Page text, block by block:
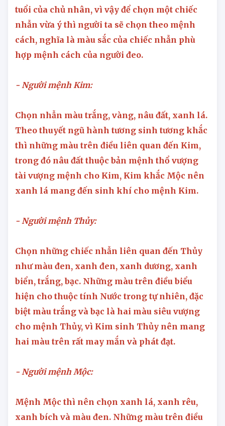
tuổi của chủ nhân, vì vậy để chọn một chiếc
nhẫn vừa ý thì người ta sẽ chọn theo mệnh
cách, nghĩa là màu sắc của chiếc nhẫn phù
hợp mệnh cách của người đeo.
- Người mệnh Kim:
Chọn nhẫn màu trắng, vàng, nâu đất, xanh lá.
Theo thuyết ngũ hành tương sinh tương khắc
thì những màu trên điều liên quan đến Kim,
trong đó nâu đất thuộc bản mệnh thổ vượng
tài vượng mệnh cho Kim, Kim khắc Mộc nên
xanh lá mang đến sinh khí cho mệnh Kim.
- Người mệnh Thủy:
Chọn những chiếc nhẫn liên quan đến Thủy
như màu đen, xanh đen, xanh dương, xanh
biển, trắng, bạc. Những màu trên điều biểu
hiện cho thuộc tính Nước trong tự nhiên, đặc
biệt màu trắng và bạc là hai màu siêu vượng
cho mệnh Thủy, vì Kim sinh Thủy nên mang
hai màu trên rất may mắn và phát đạt.
- Người mệnh Mộc:
Mệnh Mộc thì nên chọn xanh lá, xanh rêu,
xanh bích và màu đen. Những màu trên điều